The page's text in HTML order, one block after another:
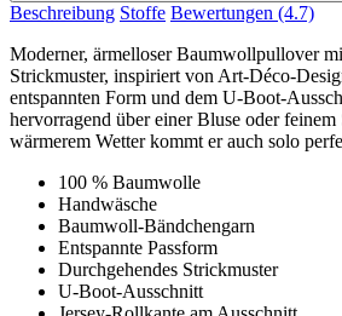
Beschreibung Stoffe Bewertungen (4.7)
Moderner, ärmelloser Baumwollpullover
Strickmuster, inspiriert von Art-Déco-
entspannten Form und dem U-Boot-
hervorragend über einer Bluse oder
wärmerem Wetter kommt er auch solo
100 % Baumwolle
Handwäsche
Baumwoll-Bändchengarn
Entspannte Passform
Durchgehendes Strickmuster
U-Boot-Ausschnitt